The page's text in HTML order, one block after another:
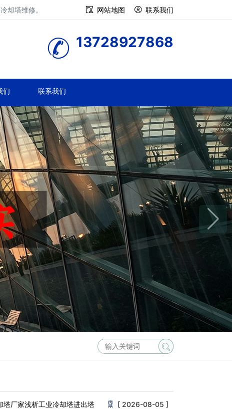
却塔维修。 网站地图 联系我们
13728927868
们 联系我们
塔厂家浅析工业冷却塔进出塔
[ 2026-08-05 ]